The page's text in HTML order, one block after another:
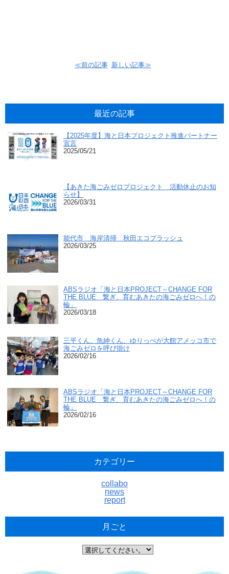
≪前の記事 新しい記事≫
最近の記事
【2025年度】海と日本プロジェクト推進パートナー
宣言
2025/05/21
【あきた海ごみゼロプロジェクト 活動休止のお知
らせ】
2026/03/31
能代市 海岸清掃 秋田エコプラッシュ
2026/03/25
ABSラジオ「海と日本PROJECT～CHANGE FOR
THE BLUE 繋ぎ、育むあきたの海ごみゼロへ！の
輪」
2026/03/18
三平くん、魚紳くん、ゆりっぺが大館アメッコ市で
海ごみゼロを呼び掛け
2026/02/16
ABSラジオ「海と日本PROJECT～CHANGE FOR
THE BLUE 繋ぎ、育むあきたの海ごみゼロへ！の
輪」
2026/02/16
カテゴリー
collabo
news
report
月ごと